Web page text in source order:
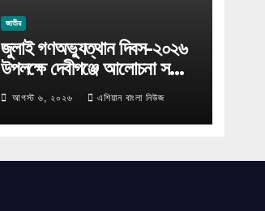
জাতীয়
জুলাই গণঅভ্যুত্থান দিবস-২০২৬
উপলক্ষে দেবীগঞ্জে আলোচনা সভা
ও পুরস্কার বিতরণ
আগস্ট ৬, ২০২৬ এশিয়ান বাংলা নিউজ